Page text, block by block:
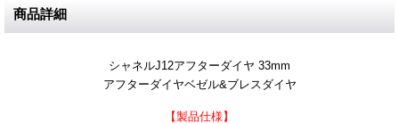
商品詳細
シャネルJ12アフターダイヤ 33mm
アフターダイヤベゼル&ブレスダイヤ
【製品仕様】